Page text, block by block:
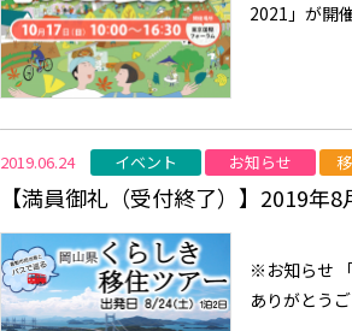
2021」が開
2019.06.24 イベント お知らせ
【満員御礼（受付終了）】2019
※お知らせ
ありがとう